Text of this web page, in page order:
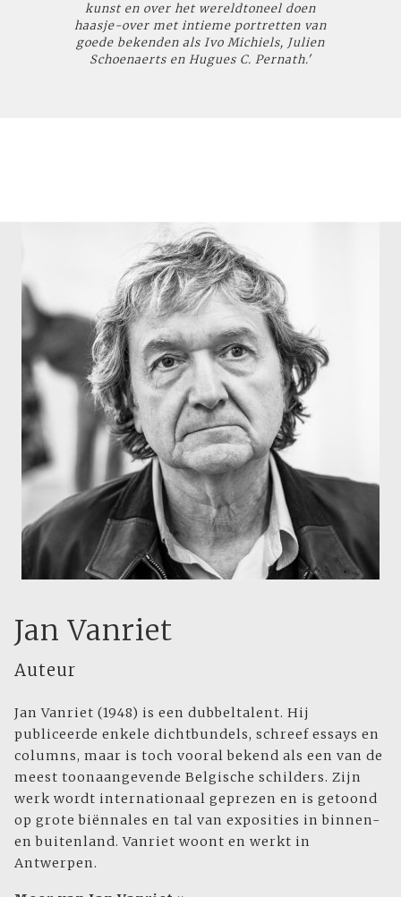
kunst en over het wereldtoneel doen
haasje-over met intieme portretten van
goede bekenden als Ivo Michiels, Julien
Schoenaerts en Hugues C. Pernath.'
Jan Vanriet
Auteur
Jan Vanriet (1948) is een dubbeltalent. Hij
publiceerde enkele dichtbundels, schreef essays en
columns, maar is toch vooral bekend als een van de
meest toonaangevende Belgische schilders. Zijn
werk wordt internationaal geprezen en is getoond
op grote biënnales en tal van exposities in binnen-
en buitenland. Vanriet woont en werkt in
Antwerpen.